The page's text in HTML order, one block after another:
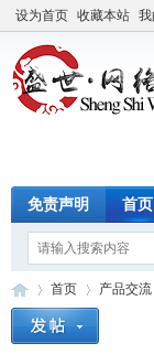
设为首页 收藏本站
免责声明 首页
首页 产品交流